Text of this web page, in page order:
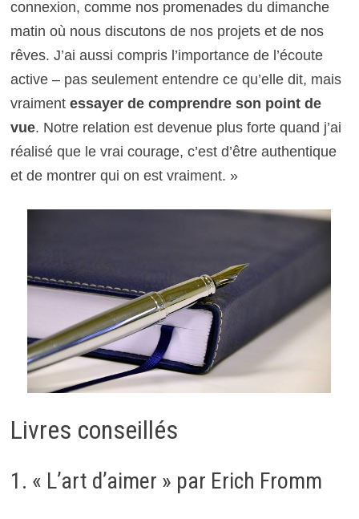
connexion, comme nos promenades du dimanche
matin où nous discutons de nos projets et de nos
rêves. J’ai aussi compris l’importance de l’écoute
active – pas seulement entendre ce qu’elle dit, mais
vraiment essayer de comprendre son point de
vue. Notre relation est devenue plus forte quand j’ai
réalisé que le vrai courage, c’est d’être authentique
et de montrer qui on est vraiment. »
Livres conseillés
1. « L’art d’aimer » par Erich Fromm